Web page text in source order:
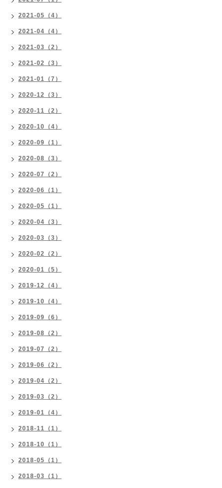
2021-05（4）
2021-04（4）
2021-03（2）
2021-02（3）
2021-01（7）
2020-12（3）
2020-11（2）
2020-10（4）
2020-09（1）
2020-08（3）
2020-07（2）
2020-06（1）
2020-05（1）
2020-04（3）
2020-03（3）
2020-02（2）
2020-01（5）
2019-12（4）
2019-10（4）
2019-09（6）
2019-08（2）
2019-07（2）
2019-06（2）
2019-04（2）
2019-03（2）
2019-01（4）
2018-11（1）
2018-10（1）
2018-05（1）
2018-03（1）